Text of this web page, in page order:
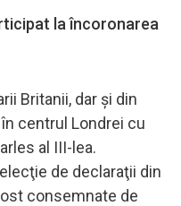
la încoronarea
Britanii, dar şi din
centrul Londrei cu
al III-lea.
de declaraţii din
consemnate de